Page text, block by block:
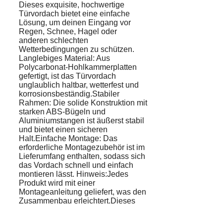
Dieses exquisite, hochwertige
Türvordach bietet eine einfache
Lösung, um deinen Eingang vor
Regen, Schnee, Hagel oder
anderen schlechten
Wetterbedingungen zu schützen.
Langlebiges Material: Aus
Polycarbonat-Hohlkammerplatten
gefertigt, ist das Türvordach
unglaublich haltbar, wetterfest und
korrosionsbeständig.Stabiler
Rahmen: Die solide Konstruktion mit
starken ABS-Bügeln und
Aluminiumstangen ist äußerst stabil
und bietet einen sicheren
Halt.Einfache Montage: Das
erforderliche Montagezubehör ist im
Lieferumfang enthalten, sodass sich
das Vordach schnell und einfach
montieren lässt. Hinweis:Jedes
Produkt wird mit einer
Montageanleitung geliefert, was den
Zusammenbau erleichtert.​Dieses